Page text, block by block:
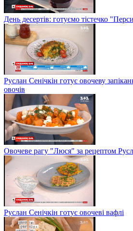
День десертів: готуємо тістечко
Руслан Сенічкін готує овочеву
овочів
Овочеве рагу "Люся" за рецептом
Руслан Сенічкін готує овочеві вафлі